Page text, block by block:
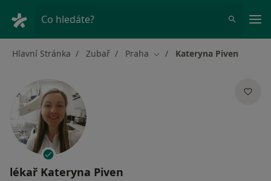
Co hledáte?
Hlavní Stránka Zubař Praha Změna města
Kateryna Piven
lékař Kateryna Piven